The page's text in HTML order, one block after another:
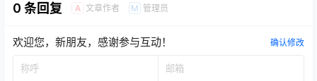
0 条回复 A 文章作者 M 管理员
欢迎您，新朋友，感谢参与互动！ 确认修改